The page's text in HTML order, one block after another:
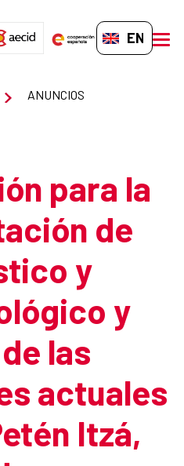
EN-GB
ANUNCIOS
para la
de
y
y
las
actuales
Itzá,